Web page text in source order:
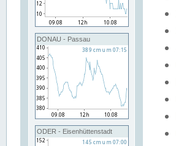
DONAU - Passau
ODER - Eisenhüttenstadt